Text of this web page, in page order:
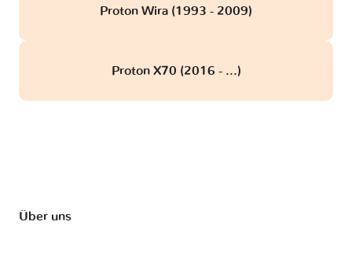
Proton Wira (1993 - 2009)
Proton X70 (2016 - ...)
Über uns